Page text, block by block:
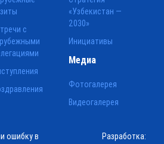
с
«Узбекистан —
2030»
Инициативы
Медиа
Фотогалерея
Видеогалерея
ошибку в
Разработка: